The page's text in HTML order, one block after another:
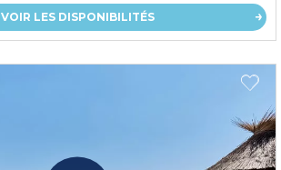
VOIR LES DISPONIBILITÉS